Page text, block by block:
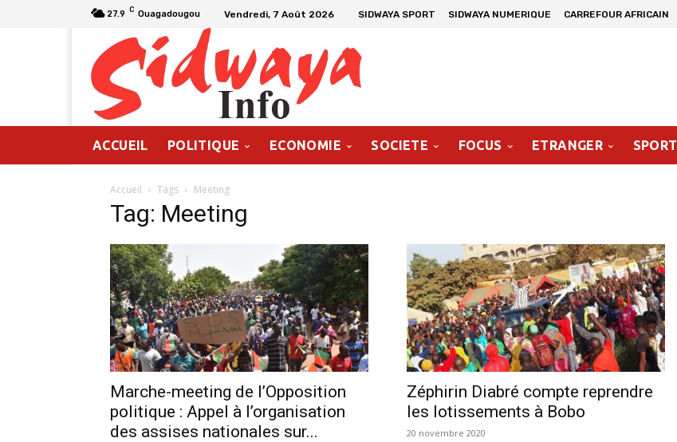
27.9 C Ouagadougou Vendredi, 7 Août 2026 SIDWAYA SPORT SIDWAYA NUMERIQUE CARREFOUR AFRICAIN
ACCUEIL POLITIQUE ECONOMIE SOCIETE FOCUS ETRANGER SPORT
Accueil Tags Meeting
Tag: Meeting
Marche-meeting de l’Opposition
politique : Appel à l’organisation
des assises nationales sur...
Zéphirin Diabré compte reprendre
les lotissements à Bobo
20 novembre 2020